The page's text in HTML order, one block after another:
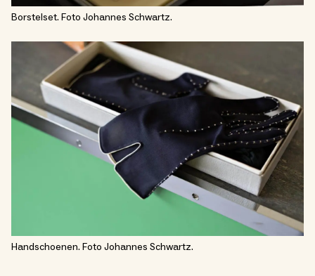
Borstelset. Foto Johannes Schwartz.
Handschoenen. Foto Johannes Schwartz.